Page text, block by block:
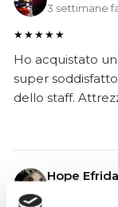
3 settimane
★★★★★
Ho acquistato
super
dello staff.
Hope Efrida